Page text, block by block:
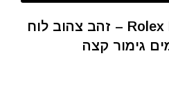
Rolex Day-Date – 40 mm – זהב צהוב לוח
גימור קצה